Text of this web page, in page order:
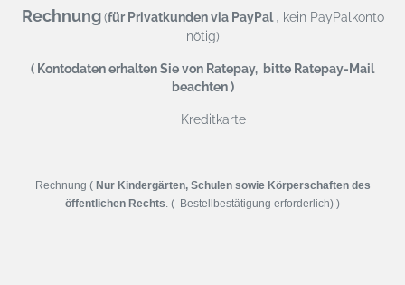
Rechnung (für Privatkunden via PayPal, kein PayPalkonto
nötig)
( Kontodaten erhalten Sie von Ratepay, bitte Ratepay-Mail
beachten )
Kreditkarte
Rechnung ( Nur Kindergärten, Schulen sowie Körperschaften des
öffentlichen Rechts. ( Bestellbestätigung erforderlich) )